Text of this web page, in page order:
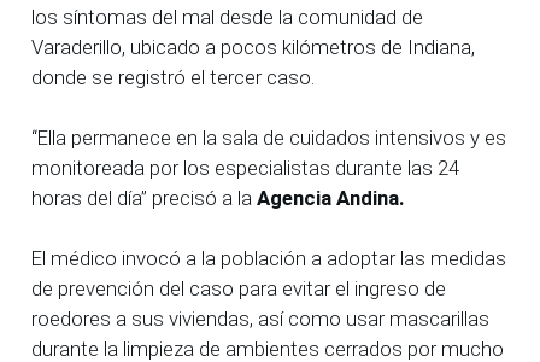
los síntomas del mal desde la comunidad de
Varaderillo, ubicado a pocos kilómetros de Indiana,
donde se registró el tercer caso.
“Ella permanece en la sala de cuidados intensivos y es
monitoreada por los especialistas durante las 24
horas del día” precisó a la Agencia Andina.
El médico invocó a la población a adoptar las medidas
de prevención del caso para evitar el ingreso de
roedores a sus viviendas, así como usar mascarillas
durante la limpieza de ambientes cerrados por mucho